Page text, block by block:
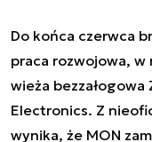
Do końca czerwca
praca rozwojowa,
wieża bezzałogowa
Electronics. Z
wynika, że MON